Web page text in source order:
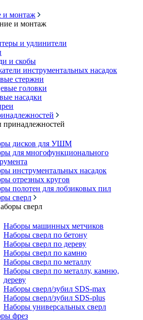
и монтаж
и монтаж
и удлинители
и скобы
инструментальных насадок
стержни
головки
насадки
дисков для УШМ
для многофункционального
инструментальных насадок
отрезных кругов
полотен для лобзиковых пил
сверл
сверл
Наборы машинных метчиков
Наборы сверл по бетону
Наборы сверл по дереву
Наборы сверл по камню
Наборы сверл по металлу
Наборы сверл по металлу, камню,
дереву
Наборы сверл/зубил SDS-max
Наборы сверл/зубил SDS-plus
Наборы универсальных сверл
фрез